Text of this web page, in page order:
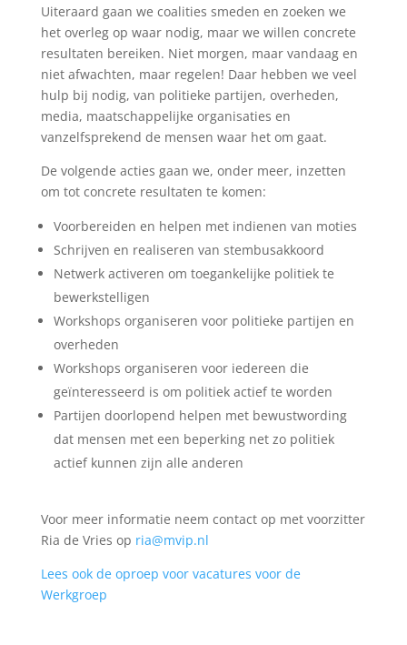
Uiteraard gaan we coalities smeden en zoeken we
het overleg op waar nodig, maar we willen concrete
resultaten bereiken. Niet morgen, maar vandaag en
niet afwachten, maar regelen! Daar hebben we veel
hulp bij nodig, van politieke partijen, overheden,
media, maatschappelijke organisaties en
vanzelfsprekend de mensen waar het om gaat.
De volgende acties gaan we, onder meer, inzetten
om tot concrete resultaten te komen:
Voorbereiden en helpen met indienen van moties
Schrijven en realiseren van stembusakkoord
Netwerk activeren om toegankelijke politiek te
bewerkstelligen
Workshops organiseren voor politieke partijen en
overheden
Workshops organiseren voor iedereen die
geïnteresseerd is om politiek actief te worden
Partijen doorlopend helpen met bewustwording
dat mensen met een beperking net zo politiek
actief kunnen zijn alle anderen
Voor meer informatie neem contact op met voorzitter
Ria de Vries op ria@mvip.nl
Lees ook de oproep voor vacatures voor de
Werkgroep